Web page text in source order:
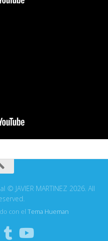
JAVIER MARTINEZ 2026. All
con elTema Hueman